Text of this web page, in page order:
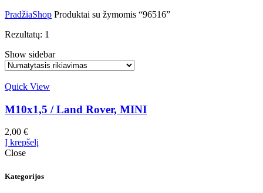
PradžiaShop Produktai su žymomis “96516”
Rezultatų: 1
Show sidebar
Quick View
M10x1,5 / Land Rover, MINI
2,00 €
Į krepšelį
Close
Kategorijos